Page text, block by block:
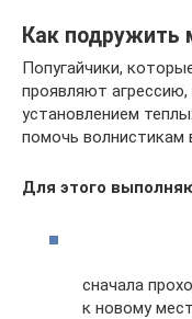
Как подружить
Попугайчики,
проявляют
установлением
помочь волнистикам
Для этого
сначала
к новому